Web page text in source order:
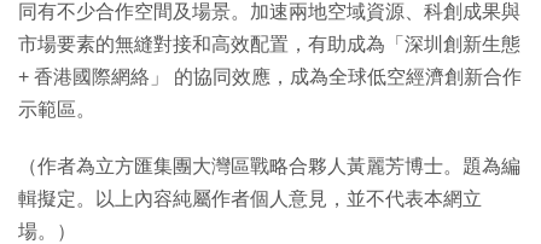
同有不少合作空間及場景。加速兩地空域資源、科創成果與
市場要素的無縫對接和高效配置，有助成為「深圳創新生態
+ 香港國際網絡」 的協同效應，成為全球低空經濟創新合作
示範區。
（作者為立方匯集團大灣區戰略合夥人黃麗芳博士。題為編
輯擬定。以上內容純屬作者個人意見，並不代表本網立
場。）